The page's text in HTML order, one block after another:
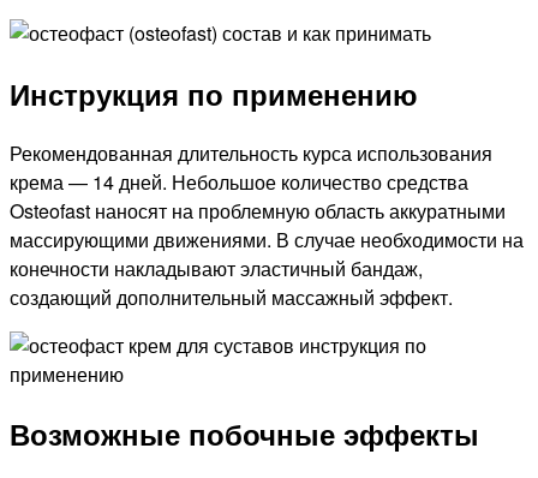
Инструкция по применению
Рекомендованная длительность курса использования
крема — 14 дней. Небольшое количество средства
Osteofast наносят на проблемную область аккуратными
массирующими движениями. В случае необходимости на
конечности накладывают эластичный бандаж,
создающий дополнительный массажный эффект.
Возможные побочные эффекты